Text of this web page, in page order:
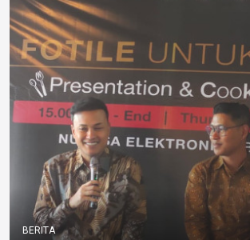
BERITA